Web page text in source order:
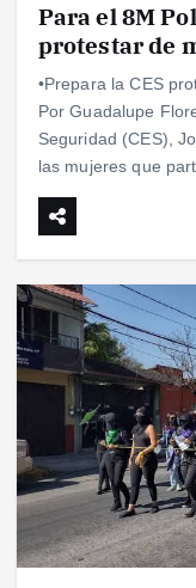
Para el 8M
protestar de
•Prepara la CES
Por Guadalupe
Seguridad (CES),
las mujeres que